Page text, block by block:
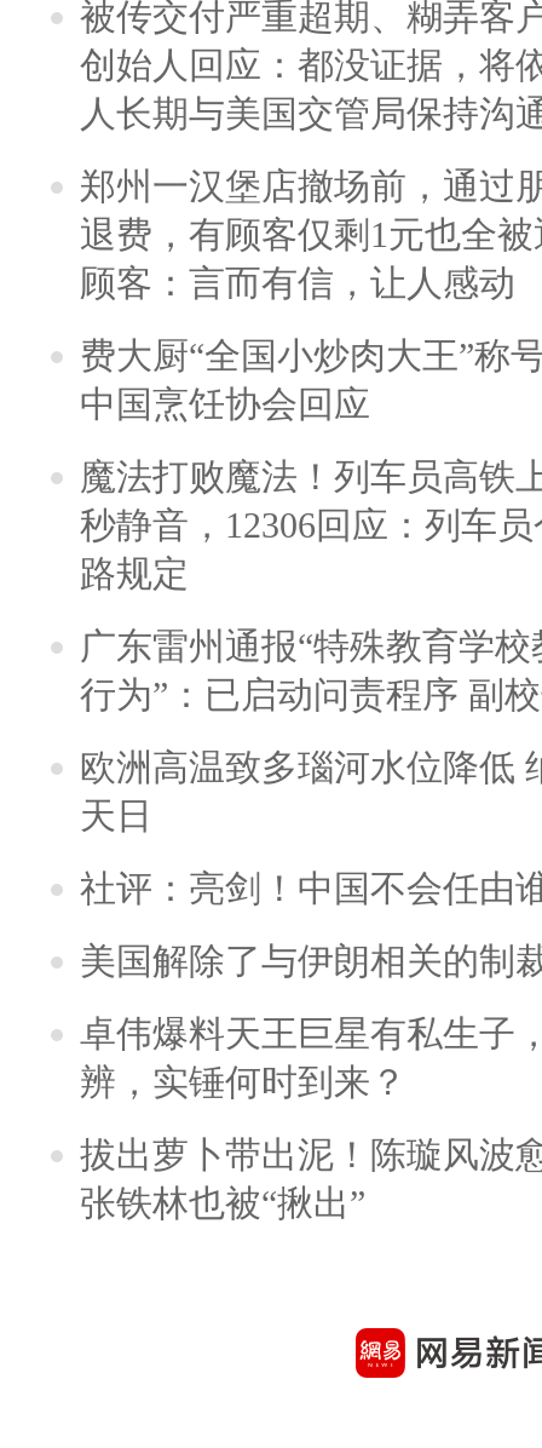
被传交付严重超期、糊弄客
创始人回应：都没证据，将
人长期与美国交管局保持沟
郑州一汉堡店撤场前，通过
退费，有顾客仅剩1元也全
顾客：言而有信，让人感动
费大厨“全国小炒肉大王”称
中国烹饪协会回应
魔法打败魔法！列车员高铁
秒静音，12306回应：列车
路规定
广东雷州通报“特殊教育学
行为”：已启动问责程序 副
欧洲高温致多瑙河水位降低
天日
社评：亮剑！中国不会任由
美国解除了与伊朗相关的制
卓伟爆料天王巨星有私生子
辨，实锤何时到来？
拔出萝卜带出泥！陈璇风波
张铁林也被“揪出”